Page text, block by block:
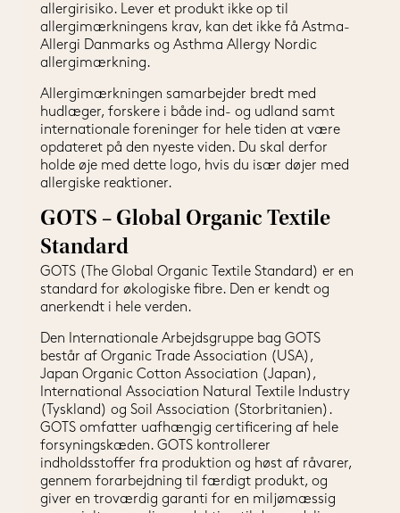
allergirisiko. Lever et produkt ikke op til
allergimærkningens krav, kan det ikke få Astma-
Allergi Danmarks og Asthma Allergy Nordic
allergimærkning.
Allergimærkningen samarbejder bredt med
hudlæger, forskere i både ind- og udland samt
internationale foreninger for hele tiden at være
opdateret på den nyeste viden. Du skal derfor
holde øje med dette logo, hvis du især døjer med
allergiske reaktioner.
GOTS – Global Organic Textile
Standard
GOTS (The Global Organic Textile Standard) er en
standard for økologiske fibre. Den er kendt og
anerkendt i hele verden.
Den Internationale Arbejdsgruppe bag GOTS
består af Organic Trade Association (USA),
Japan Organic Cotton Association (Japan),
International Association Natural Textile Industry
(Tyskland) og Soil Association (Storbritanien).
GOTS omfatter uafhængig certificering af hele
forsyningskæden. GOTS kontrollerer
indholdsstoffer fra produktion og høst af råvarer,
gennem forarbejdning til færdigt produkt, og
giver en troværdig garanti for en miljømæssig